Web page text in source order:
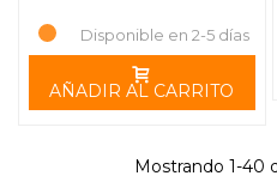
Disponible en 2-5 días
AÑADIR AL CARRITO
Mostrando 1-40